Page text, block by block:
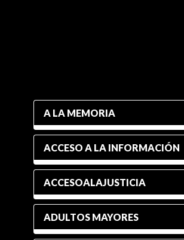
A LA MEMORIA
ACCESO A LA INFORMACIÓN
ACCESOALAJUSTICIA
ADULTOS MAYORES